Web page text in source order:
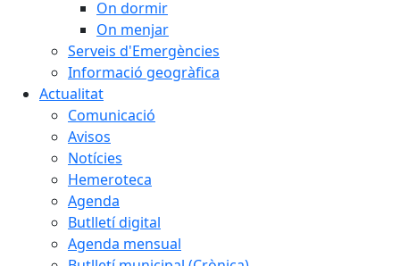
On dormir
On menjar
Serveis d'Emergències
Informació geogràfica
Actualitat
Comunicació
Avisos
Notícies
Hemeroteca
Agenda
Butlletí digital
Agenda mensual